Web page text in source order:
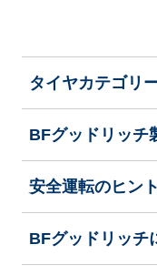
タイヤカテゴリ
BFグッドリッチ
安全運転のヒント
BFグッドリッチ